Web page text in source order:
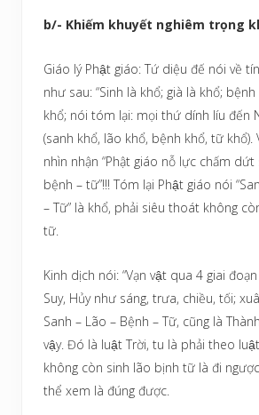
b/- Khiếm khuyết nghiêm trọng
Giáo lý Phật giáo: Tứ diệu đế nói về
như sau: “Sinh là khổ; già là khổ;
khổ; nói tóm lại: mọi thứ dính líu đến
(sanh khổ, lão khổ, bệnh khổ, tữ khổ).
nhìn nhận “Phật giáo nỗ lực chấm dứt
bệnh – tữ”!!! Tóm lại Phật giáo nói
– Tữ” là khổ, phải siêu thoát không
tữ.
Kinh dịch nói: “Vạn vật qua 4 giai
Suy, Hủy như sáng, trưa, chiều, tối;
Sanh – Lão – Bệnh – Tữ, cũng là
vậy. Đó là luật Trời, tu là phải theo
không còn sinh lão bịnh tữ là đi
thể xem là đúng được.